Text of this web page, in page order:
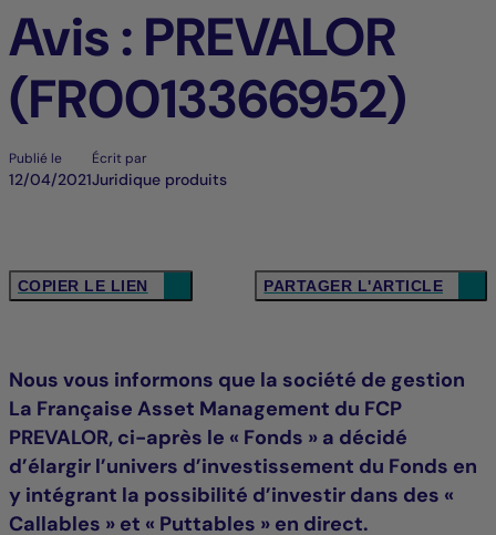
Avis : PREVALOR
(FR0013366952)
Publié le
12/04/2021
Écrit par
Juridique produits
COPIER LE LIEN PARTAGER L'ARTICLE
Nous vous informons que la société de gestion
La Française Asset Management du FCP
PREVALOR, ci-après le « Fonds » a décidé
d’élargir l’univers d’investissement du Fonds en
y intégrant la possibilité d’investir dans des «
Callables » et « Puttables » en direct.